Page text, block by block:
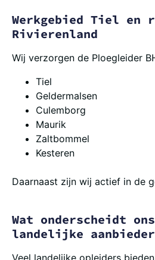
Werkgebied Tiel en
Rivierenland
Wij verzorgen de Ploegleider
Tiel
Geldermalsen
Culemborg
Maurik
Zaltbommel
Kesteren
Daarnaast zijn wij actief in de
Wat onderscheidt
landelijke
Veel landelijke opleiders bieden